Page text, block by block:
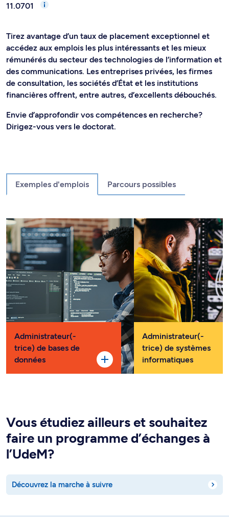
11.0701
Tirez avantage d’un taux de placement exceptionnel et
accédez aux emplois les plus intéressants et les mieux
rémunérés du secteur des technologies de l’information et
des communications. Les entreprises privées, les firmes
de consultation, les sociétés d’État et les institutions
financières offrent, entre autres, d’excellents débouchés.
Envie d’approfondir vos compétences en recherche?
Dirigez-vous vers le doctorat.
Exemples d'emplois Parcours possibles
Administrateur(-
trice) de bases de
données
Administrateur(-
trice) de systèmes
informatiques
Vous étudiez ailleurs et souhaitez
faire un programme d’échanges à
l’UdeM?
Découvrez la marche à suivre